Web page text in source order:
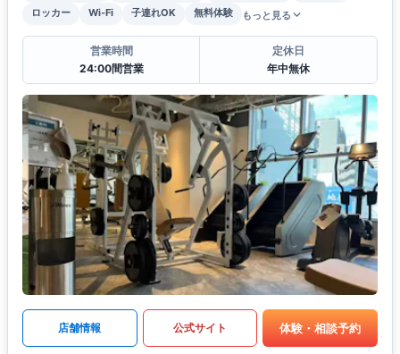
ロッカー
Wi-Fi 子連れOK 無料体験 もっと見る
営業時間
24:00間営業
定休日
年中無休
店舗情報 公式サイト 体験・相談予約